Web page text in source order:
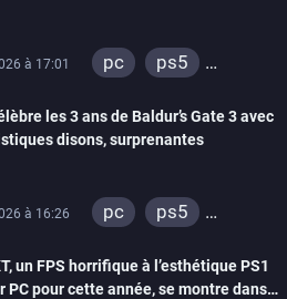
à 17:01 pc
ps5
les 3 ans de Baldur’s Gate 3 avec
disons, surprenantes
à 16:26 pc
ps5
un FPS horrifique à l’esthétique PS1
PC pour cette année, se montre dans